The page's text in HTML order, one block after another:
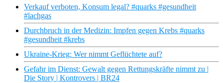
Verkauf verboten, Konsum legal? #quarks #gesundheit
#lachgas
Durchbruch in der Medizin: Impfen gegen Krebs #quarks
#gesundheit #krebs
Ukraine-Krieg: Wer nimmt Geflüchtete auf?
Gefahr im Dienst: Gewalt gegen Rettungskräfte nimmt zu |
Die Story | Kontrovers | BR24